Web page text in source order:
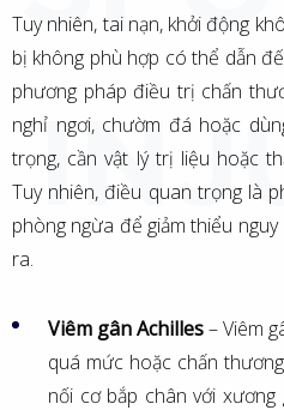
Tuy nhiên, tai nạn, khởi động
bị không phù hợp có thể dẫn
phương pháp điều trị chấn
nghỉ ngơi, chườm đá hoặc
trọng, cần vật lý trị liệu hoặc
Tuy nhiên, điều quan trọng là
phòng ngừa để giảm thiểu
ra.
Viêm gân Achilles– Viêm
quá mức hoặc chấn
nối cơ bắp chân với